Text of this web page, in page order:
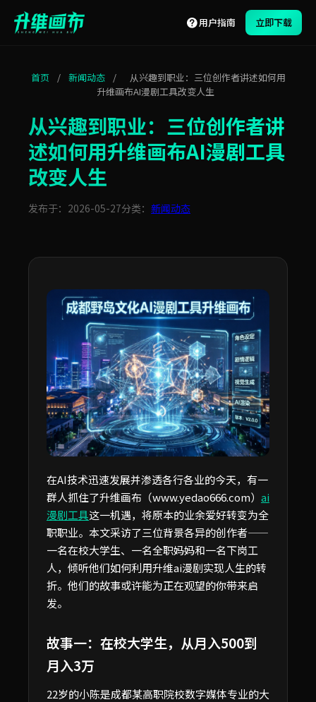
用户指南 立即下载
首页 / 新闻动态 /
从兴趣到职业：三位创作者讲述如何用
升维画布AI漫剧工具改变人生
从兴趣到职业：三位创作者讲
述如何用升维画布AI漫剧工具
改变人生
发布于：2026-05-27分类： 新闻动态
在AI技术迅速发展并渗透各行各业的今天，有一
群人抓住了升维画布（www.yedao666.com） ai
漫剧工具这一机遇，将原本的业余爱好转变为全
职职业。本文采访了三位背景各异的创作者——
一名在校大学生、一名全职妈妈和一名下岗工
人，倾听他们如何利用升维ai漫剧实现人生的转
折。他们的故事或许能为正在观望的你带来启
发。
故事一：在校大学生，从月入500到
月入3万
22岁的小陈是成都某高职院校数字媒体专业的大